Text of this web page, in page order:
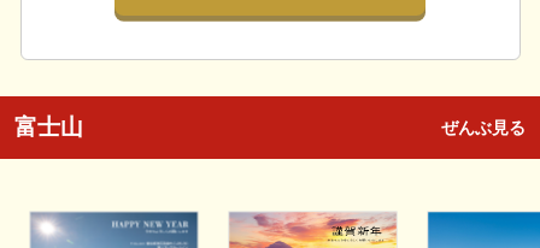
富士山 ぜんぶ見る